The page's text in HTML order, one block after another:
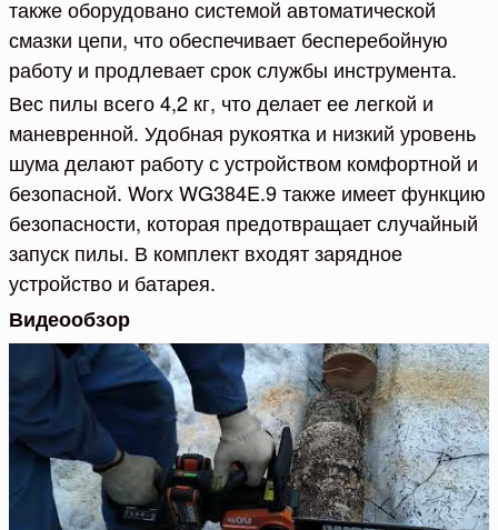
также оборудовано системой автоматической
смазки цепи, что обеспечивает бесперебойную
работу и продлевает срок службы инструмента.
Вес пилы всего 4,2 кг, что делает ее легкой и
маневренной. Удобная рукоятка и низкий уровень
шума делают работу с устройством комфортной и
безопасной. Worx WG384E.9 также имеет функцию
безопасности, которая предотвращает случайный
запуск пилы. В комплект входят зарядное
устройство и батарея.
Видеообзор